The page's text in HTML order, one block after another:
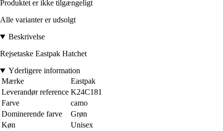
Produktet er ikke tilgængeligt
Alle varianter er udsolgt
Beskrivelse
Rejsetaske Eastpak Hatchet
Yderligere information
Mærke
Eastpak
Leverandør reference K24C181
Farve
camo
Dominerende farve
Grøn
Køn
Unisex